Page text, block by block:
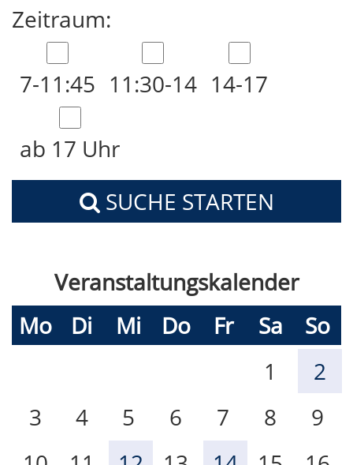
Zeitraum:
7-11:45 11:30-14 14-17
ab 17 Uhr
SUCHE STARTEN
Veranstaltungskalender
Mo
Di Mi Do Fr Sa
So
1
2
3
4 5 6 7 8
9